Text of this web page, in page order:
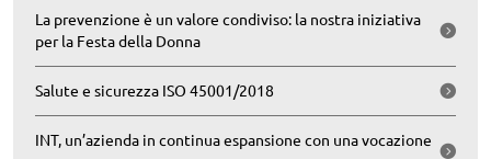
La prevenzione è un valore condiviso: la nostra iniziativa
per la Festa della Donna
Salute e sicurezza ISO 45001/2018
INT, un’azienda in continua espansione con una vocazione